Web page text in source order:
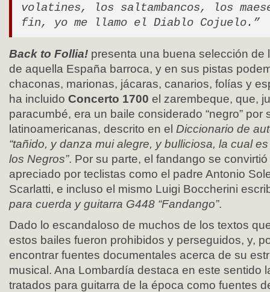
volatines, los saltambancos, los
fin, yo me llamo el Diablo Cojuelo.”
Back to Follia! presenta una buena selección de
de aquella España barroca, y en sus pistas
chaconas, marionas, jácaras, canarios, folías y
ha incluido Concerto 1700 el zarembeque, que,
paracumbé, era un baile considerado “negro” por
latinoamericanas, descrito en el Diccionario de
“tañido, y danza mui alegre, y bulliciosa, la cual
los Negros”. Por su parte, el fandango se
apreciado por teclistas como el padre Antonio
Scarlatti, e incluso el mismo Luigi Boccherini
para cuerda y guitarra G448 “Fandango”.
Dado lo escandaloso de muchos de los textos
estos bailes fueron prohibidos y perseguidos, y,
encontrar fuentes documentales acerca de su
musical. Ana Lombardía destaca en este sentido
tratados para guitarra de la época como fuentes